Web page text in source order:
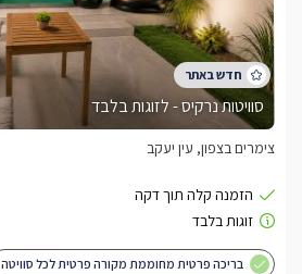
סוויטות נרקיס - לזוגות בלבד
צימרים בצפון, עין יעקב
בריכה פרטית מחוממת מקורה פרטית לכל סוויטה